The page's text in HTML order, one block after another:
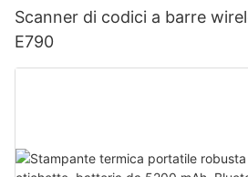
Scanner di codici a barre
E790